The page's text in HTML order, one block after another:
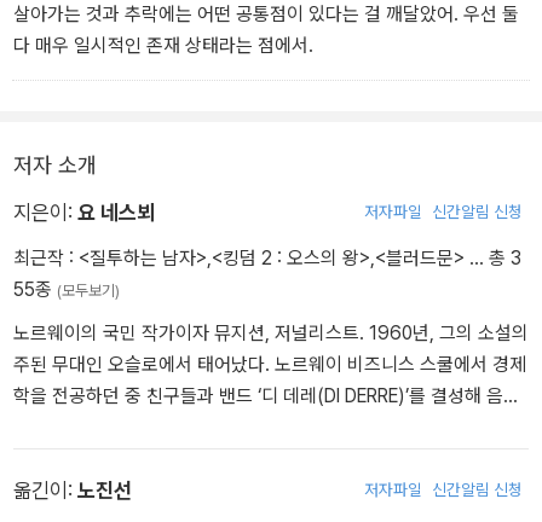
살아가는 것과 추락에는 어떤 공통점이 있다는 걸 깨달았어. 우선 둘
다 매우 일시적인 존재 상태라는 점에서.
저자 소개
지은이: 요 네스뵈 저자파일 신간알림 신청
최근작 : <질투하는 남자> <킹덤 2 : 오스의 왕> <블러드문> … 총 3
55종 (모두보기)
노르웨이의 국민 작가이자 뮤지션, 저널리스트. 1960년, 그의 소설의
주된 무대인 오슬로에서 태어났다. 노르웨이 비즈니스 스쿨에서 경제
학을 전공하던 중 친구들과 밴드 ‘디 데레(DI DERRE)’를 결성해 음악
일리아로 떠났다. 자신이 글을 쓸 수 있는지 알아보고 싶어서였다. 그
옮긴이: 노진선 저자파일 신간알림 신청